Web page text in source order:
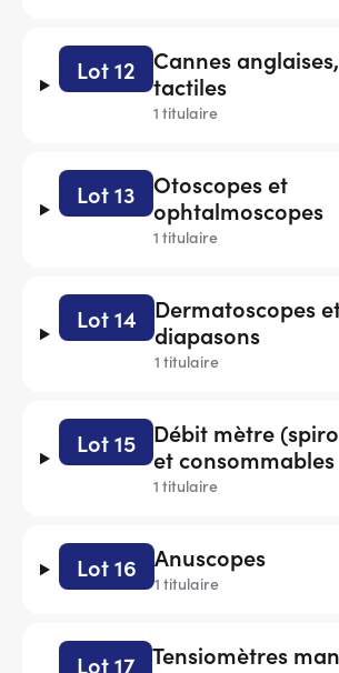
Lot 12
Cannes
tactiles
1 titulaire
Lot 13
Otoscopes et
ophtalmoscopes
1 titulaire
Lot 14
Dermatoscopes
diapasons
1 titulaire
Lot 15 Débit mètre
et consommables
1 titulaire
Lot 16 Anuscopes
1 titulaire
Lot 17 Tensiomètres